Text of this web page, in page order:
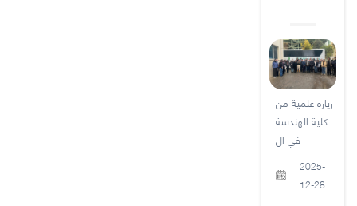
زيارة علمية من
كلية الهندسة
في ال
2025-
12-28